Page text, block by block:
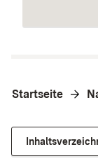
Startseite